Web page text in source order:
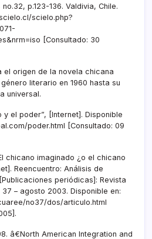
p.123-136. Valdivia, Chile.
scielo.php?
[Consultado: 30
el origen de la novela chicana
literario en 1960 hasta su
universal.
y el poder”, [Internet]. Disponible
poder.html [Consultado: 09
chicano imaginado ¿o el chicano
Reencuentro: Análisis de
periódicas]: Revista
– agosto 2003. Disponible en:
no37/dos/articulo.html
â€North American Integration and